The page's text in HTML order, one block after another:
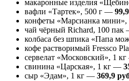
макаронные изделия
вафли «Тартек», 500 г —
конфеты «Марсианка
чай чёрный Richard, 100 пак
колбаса без шпика «Папа
кофе растворимый Fressco
сервелат «Московский», 1
свинина «Царская», 1 кг —
сыр «Эдам», 1 кг — 369,9